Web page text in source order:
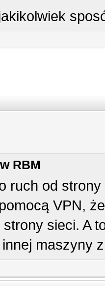
RBM
ruch od
VPN,
sieci. A
maszyny